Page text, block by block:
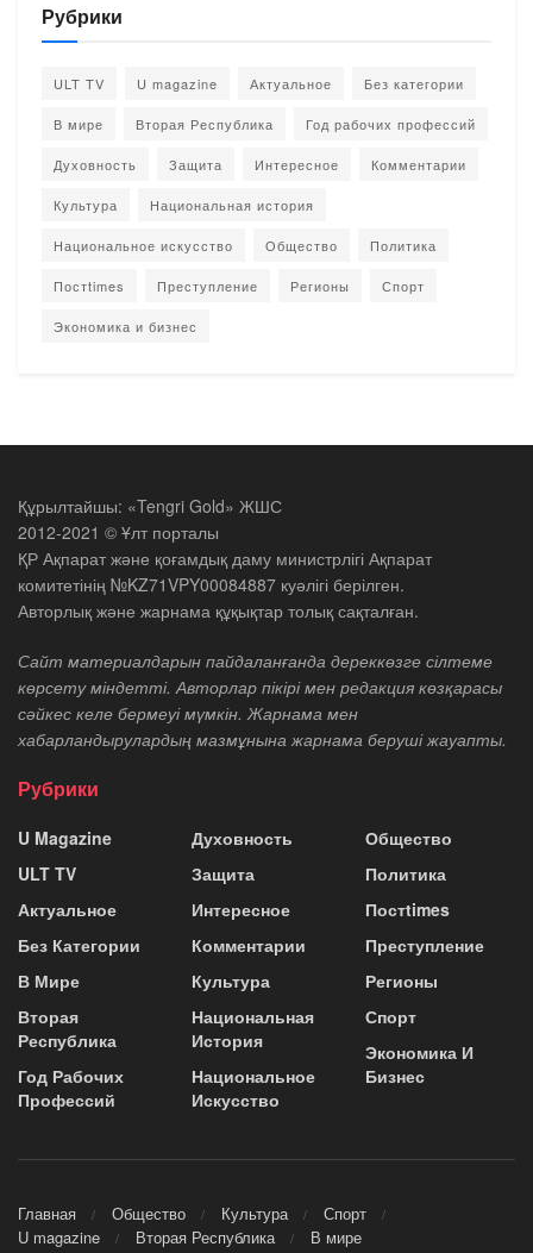
Рубрики
ULT TV U magazine Актуальное Без категории
В мире Вторая Республика Год рабочих профессий
Духовность Защита Интересное Комментарии
Культура Национальная история
Национальное искусство Общество Политика
Постtimes Преступление Регионы Спорт
Экономика и бизнес
Құрылтайшы: «Tengri Gold» ЖШС
2012-2021 © Ұлт порталы
ҚР Ақпарат және қоғамдық даму министрлігі Ақпарат
комитетінің №KZ71VPY00084887 куәлігі берілген.
Авторлық және жарнама құқықтар толық сақталған.
Сайт материалдарын пайдаланғанда дереккөзге сілтеме
көрсету міндетті. Авторлар пікірі мен редакция көзқарасы
сәйкес келе бермеуі мүмкін. Жарнама мен
хабарландырулардың мазмұнына жарнама беруші жауапты.
Рубрики
U Magazine
ULT TV
Актуальное
Без Категории
В Мире
Вторая
Республика
Год Рабочих
Профессий
Духовность
Защита
Интересное
Комментарии
Культура
Национальная
История
Национальное
Искусство
Общество
Политика
Постtimes
Преступление
Регионы
Спорт
Экономика И
Бизнес
Главная Общество Культура
Спорт
U magazine
Вторая Республика В мире